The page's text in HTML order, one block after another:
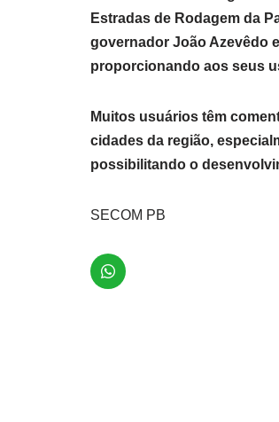
Estradas de Rodagem da
governador João Azevêdo
proporcionando aos seus
Muitos usuários têm
cidades da região,
possibilitando o
SECOM PB